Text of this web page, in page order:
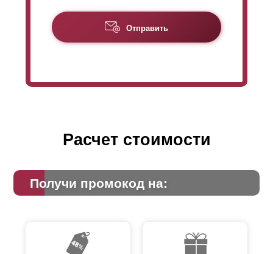
Отправить
Расчет стоимости
Получи промокод на: